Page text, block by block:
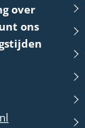
over
ons